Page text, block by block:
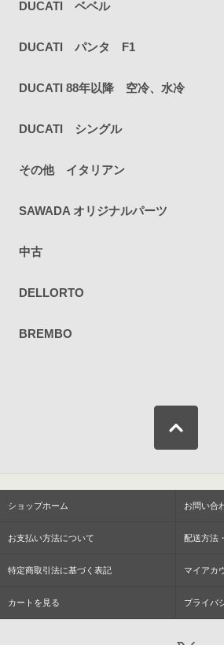
DUCATI ベベル
DUCATI パンタ F1
DUCATI 88年以降 空冷、水冷
DUCATI シングル
その他 イタリアン
SAWADA オリジナルパーツ
中古
DELLORTO
BREMBO
ショップホーム お問い合
お支払い方法について 配送方法
特定商取引法に基づく表記 マイアカ
カートを見る プライバ